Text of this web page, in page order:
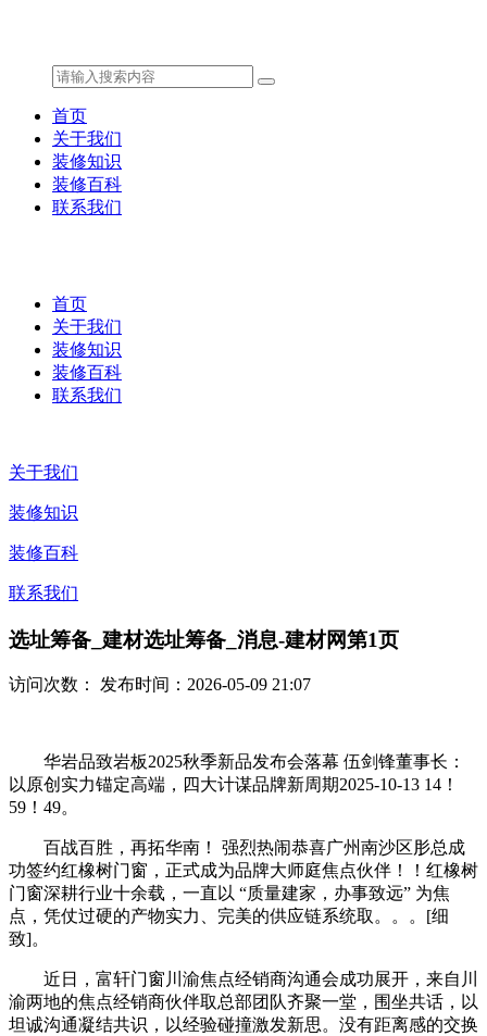
首页
关于我们
装修知识
装修百科
联系我们
首页
关于我们
装修知识
装修百科
联系我们
关于我们
装修知识
装修百科
联系我们
选址筹备_建材选址筹备_消息-建材网第1页
访问次数： 发布时间：2026-05-09 21:07
华岩品致岩板2025秋季新品发布会落幕 伍剑锋董事长：
以原创实力锚定高端，四大计谋品牌新周期2025-10-13 14！
59！49。
百战百胜，再拓华南！ 强烈热闹恭喜广州南沙区肜总成
功签约红橡树门窗，正式成为品牌大师庭焦点伙伴！！红橡树
门窗深耕行业十余载，一直以 “质量建家，办事致远” 为焦
点，凭仗过硬的产物实力、完美的供应链系统取。。。[细
致]。
近日，富轩门窗川渝焦点经销商沟通会成功展开，来自川
渝两地的焦点经销商伙伴取总部团队齐聚一堂，围坐共话，以
坦诚沟通凝结共识，以经验碰撞激发新思。没有距离感的交换